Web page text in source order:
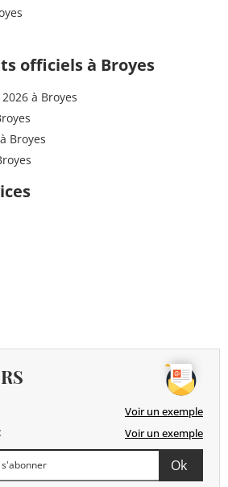
officiels à Broyes
à Broyes
Broyes
Voir un exemple
Voir un exemple